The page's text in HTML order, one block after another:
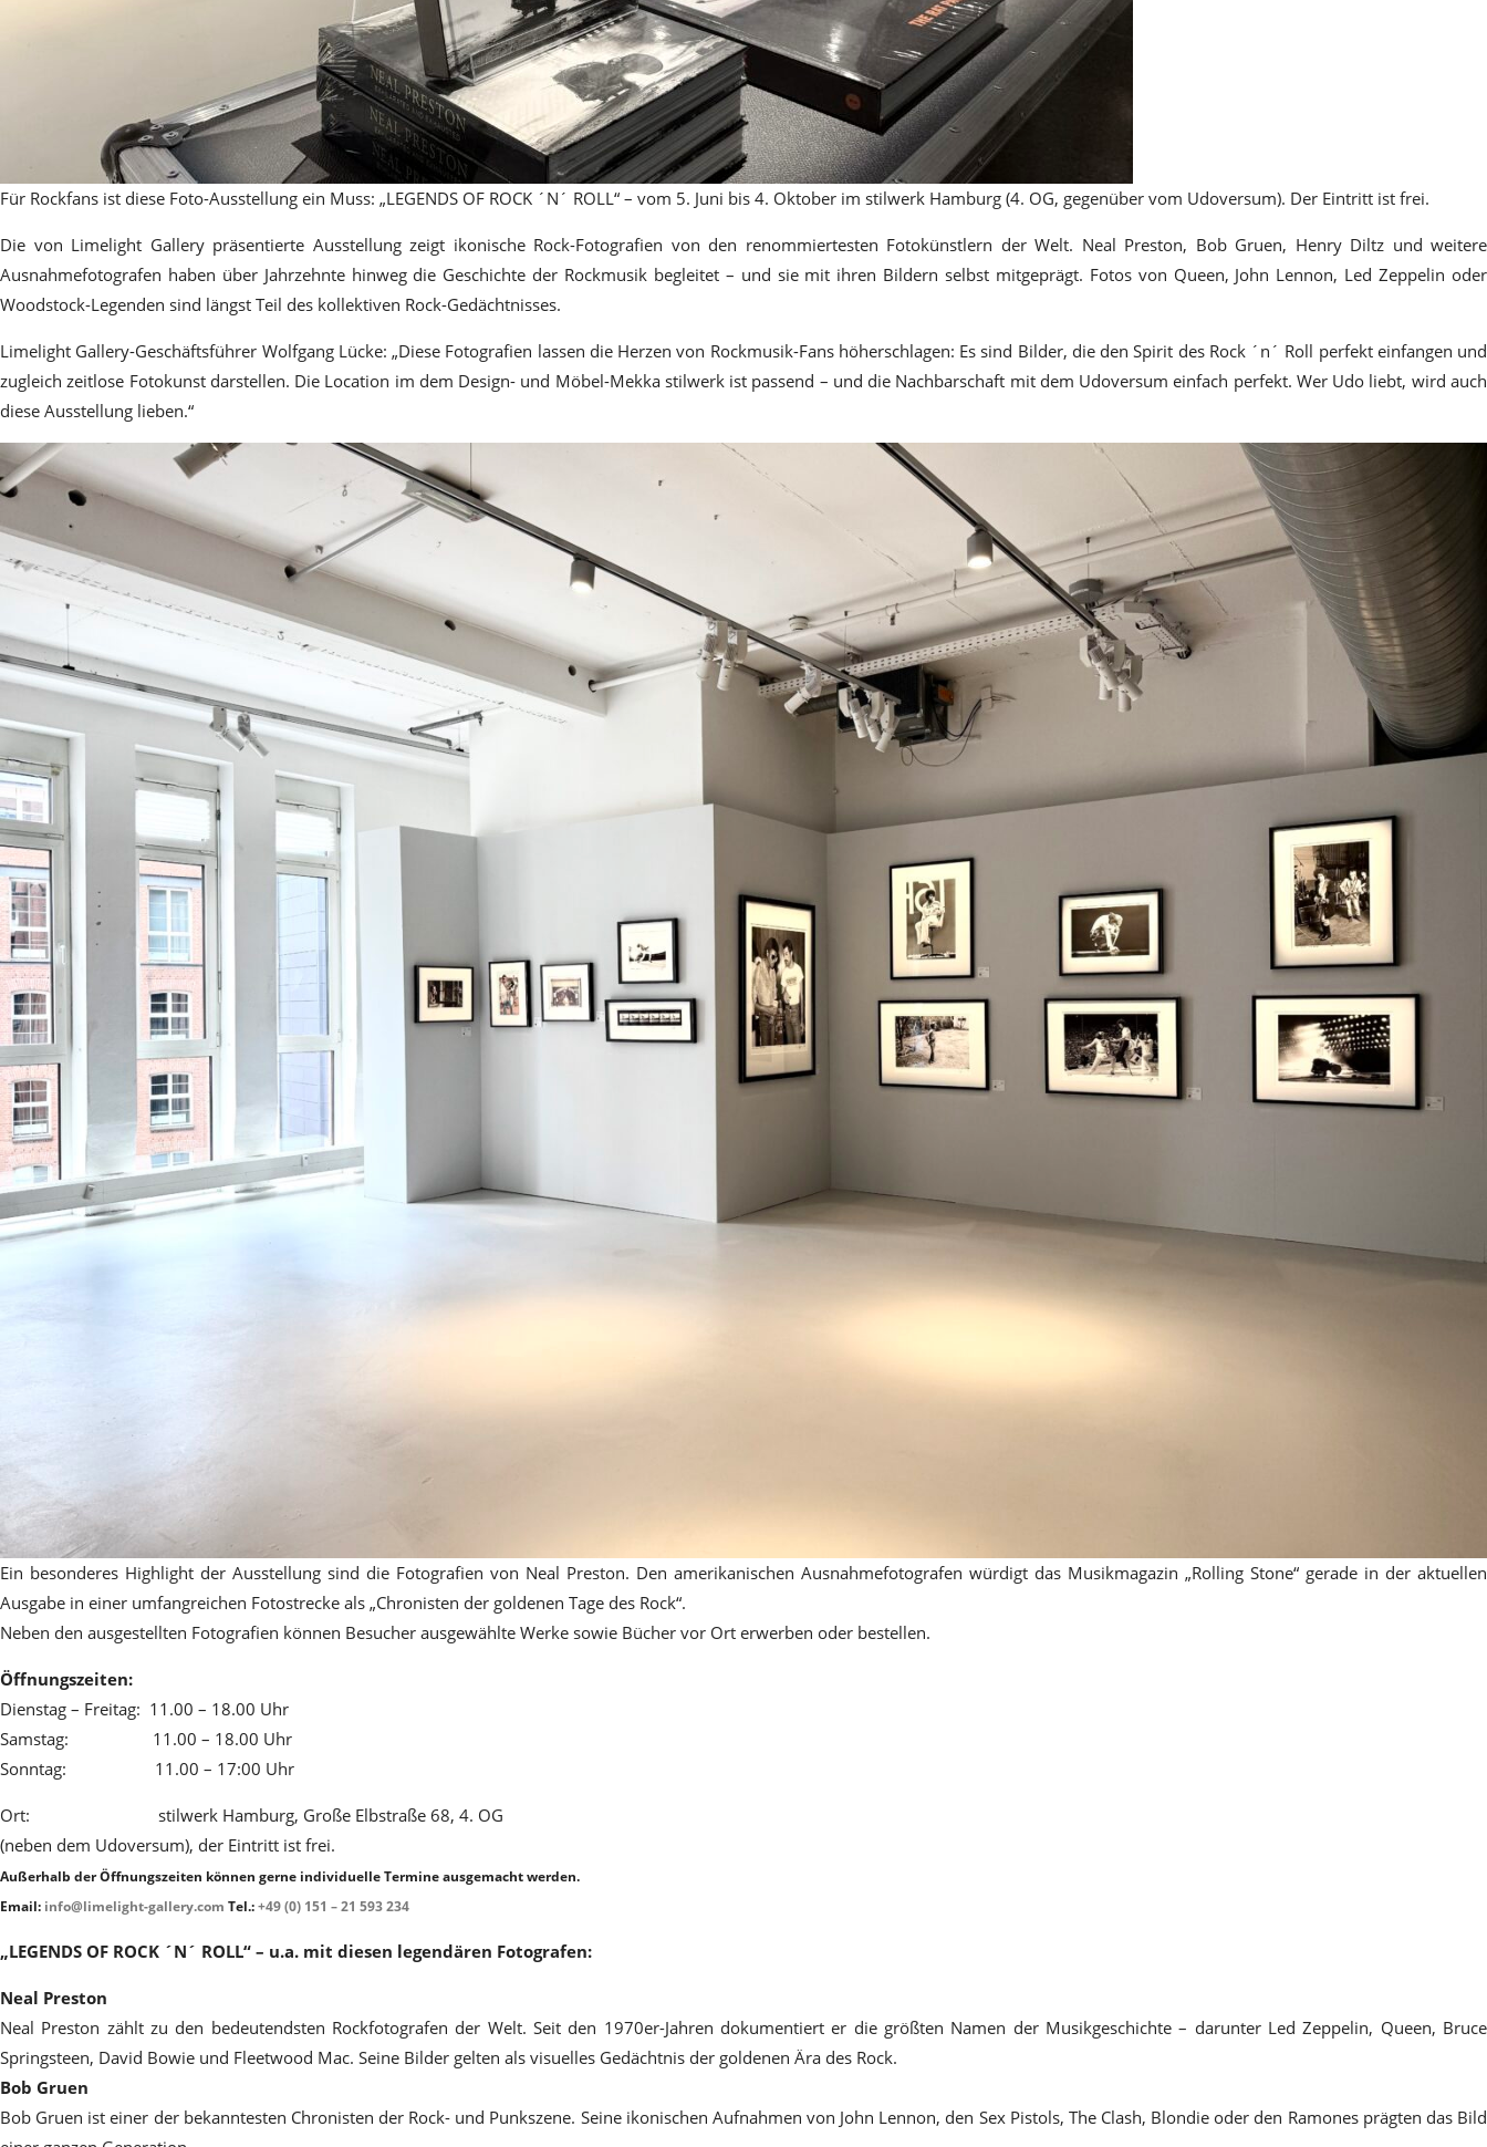
Für Rockfans ist diese Foto-Ausstellung ein Muss: „LEGENDS OF ROCK ´N´ ROLL“ – vom 5. Juni bis 4. Oktober im stilwerk Hamburg (4. OG, gegenüber vom Udoversum). Der Eintritt ist frei.
Die von Limelight Gallery präsentierte Ausstellung zeigt ikonische Rock-Fotografien von den renommiertesten Fotokünstlern der Welt. Neal Preston, Bob Gruen, Henry Diltz und weitere
Ausnahmefotografen haben über Jahrzehnte hinweg die Geschichte der Rockmusik begleitet – und sie mit ihren Bildern selbst mitgeprägt. Fotos von Queen, John Lennon, Led Zeppelin oder
Woodstock-Legenden sind längst Teil des kollektiven Rock-Gedächtnisses.
Limelight Gallery-Geschäftsführer Wolfgang Lücke: „Diese Fotografien lassen die Herzen von Rockmusik-Fans höherschlagen: Es sind Bilder, die den Spirit des Rock ´n´ Roll perfekt einfangen und
zugleich zeitlose Fotokunst darstellen. Die Location im dem Design- und Möbel-Mekka stilwerk ist passend – und die Nachbarschaft mit dem Udoversum einfach perfekt. Wer Udo liebt, wird auch
diese Ausstellung lieben.“
Ein besonderes Highlight der Ausstellung sind die Fotografien von Neal Preston. Den amerikanischen Ausnahmefotografen würdigt das Musikmagazin „Rolling Stone“ gerade in der aktuellen
Ausgabe in einer umfangreichen Fotostrecke als „Chronisten der goldenen Tage des Rock“.
Neben den ausgestellten Fotografien können Besucher ausgewählte Werke sowie Bücher vor Ort erwerben oder bestellen.
Öffnungszeiten:
Dienstag – Freitag: 11.00 – 18.00 Uhr
Samstag: 11.00 – 18.00 Uhr
Sonntag: 11.00 – 17:00 Uhr
Ort: stilwerk Hamburg, Große Elbstraße 68, 4. OG
(neben dem Udoversum), der Eintritt ist frei.
Außerhalb der Öffnungszeiten können gerne individuelle Termine ausgemacht werden.
Email: info@limelight-gallery.com Tel.:+49 (0) 151 – 21 593 234
„LEGENDS OF ROCK ´N´ ROLL“ – u.a. mit diesen legendären Fotografen:
Neal Preston
Neal Preston zählt zu den bedeutendsten Rockfotografen der Welt. Seit den 1970er-Jahren dokumentiert er die größten Namen der Musikgeschichte – darunter Led Zeppelin, Queen, Bruce
Springsteen, David Bowie und Fleetwood Mac. Seine Bilder gelten als visuelles Gedächtnis der goldenen Ära des Rock.
Bob Gruen
Bob Gruen ist einer der bekanntesten Chronisten der Rock- und Punkszene. Seine ikonischen Aufnahmen von John Lennon, den Sex Pistols, The Clash, Blondie oder den Ramones prägten das Bild